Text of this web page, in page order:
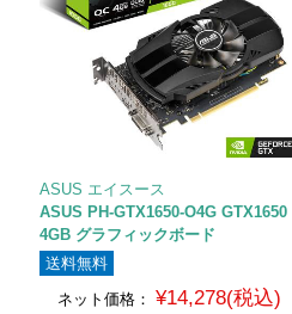
ASUS エイスース
ASUS PH-GTX1650-O4G GTX1650
4GB グラフィックボード
送料無料
ネット価格： ¥14,278(税込)